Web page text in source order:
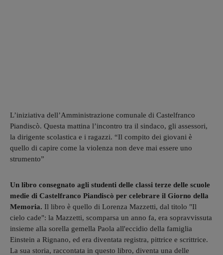
L’iniziativa dell’Amministrazione comunale di Castelfranco
Piandiscò. Questa mattina l’incontro tra il sindaco, gli assessori,
la dirigente scolastica e i ragazzi. “Il compito dei giovani è
quello di capire come la violenza non deve mai essere uno
strumento”
Un libro consegnato agli studenti delle classi terze delle scuole
medie di Castelfranco Piandiscò per celebrare il Giorno della
Memoria. Il libro è quello di Lorenza Mazzetti, dal titolo "Il
cielo cade": la Mazzetti, scomparsa un anno fa, era sopravvissuta
insieme alla sorella gemella Paola all'eccidio della famiglia
Einstein a Rignano, ed era diventata registra, pittrice e scrittrice.
La sua storia, raccontata in questo libro, diventa una delle